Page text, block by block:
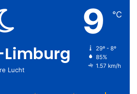
Lucht
9 ℃
29º - 8º
85%
1.57 km/h